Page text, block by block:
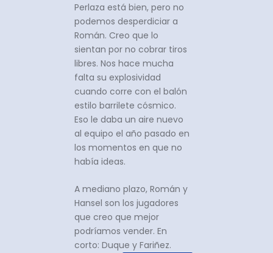
Perlaza está bien, pero no
podemos desperdiciar a
Román. Creo que lo
sientan por no cobrar tiros
libres. Nos hace mucha
falta su explosividad
cuando corre con el balón
estilo barrilete cósmico.
Eso le daba un aire nuevo
al equipo el año pasado en
los momentos en que no
había ideas.
A mediano plazo, Román y
Hansel son los jugadores
que creo que mejor
podríamos vender. En
corto: Duque y Fariñez.